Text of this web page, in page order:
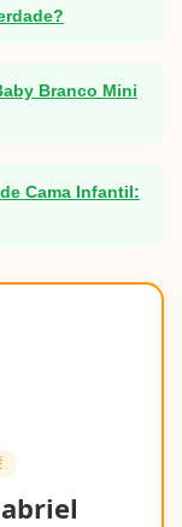
Branco Mini
Cama Infantil: